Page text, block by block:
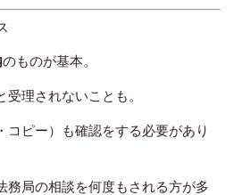
のものが基本。
理されないことも。
コピー）も確認をする必要があり
務局の相談を何度もされる方が多